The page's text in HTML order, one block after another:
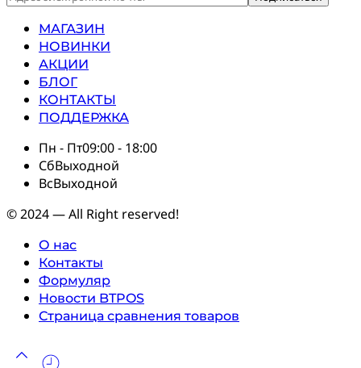
МАГАЗИН
НОВИНКИ
АКЦИИ
БЛОГ
КОНТАКТЫ
ПОДДЕРЖКА
Пн - Пт09:00 - 18:00
СбВыходной
ВсВыходной
© 2024 — All Right reserved!
О нас
Контакты
Формуляр
Новости BTPOS
Страница сравнения товаров